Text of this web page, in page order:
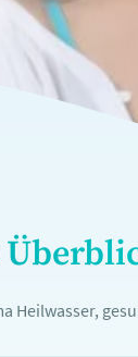
Heilwasser,